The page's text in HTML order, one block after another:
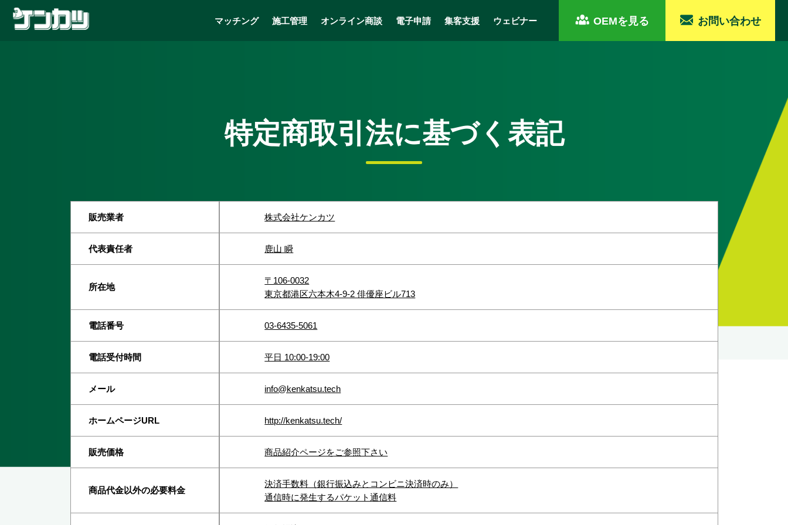
マッチング 施工管理 オンライン商談 電子申請 集客支援 ウェビナー OEMを見る お問い合わせ
特定商取引法に基づく表記
販売業者 株式会社ケンカツ
代表責任者 鹿山 瞬
所在地
〒106-0032
東京都港区六本木4-9-2 俳優座ビル713
電話番号 03-6435-5061
電話受付時間 平日 10:00-19:00
メール info@kenkatsu.tech
ホームページURL http://kenkatsu.tech/
販売価格 商品紹介ページをご参照下さい
商品代金以外の必要料金
決済手数料（銀行振込みとコンビニ決済時のみ）
通信時に発生するパケット通信料